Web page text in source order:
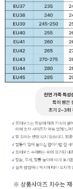
※ 상품사이즈 치수는